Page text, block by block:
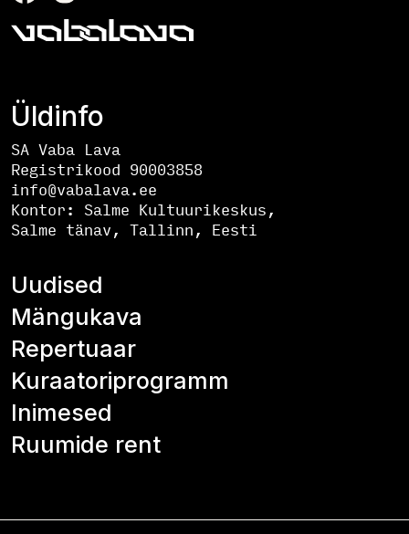
Üldinfo
SA Vaba Lava
Registrikood 90003858
info@vabalava.ee
Kontor: Salme Kultuurikeskus,
Salme tänav, Tallinn, Eesti
Uudised
Mängukava
Repertuaar
Kuraatoriprogramm
Inimesed
Ruumide rent